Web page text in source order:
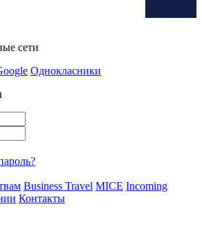
сети
Однокласники
Business Travel MICE Incoming
Контакты